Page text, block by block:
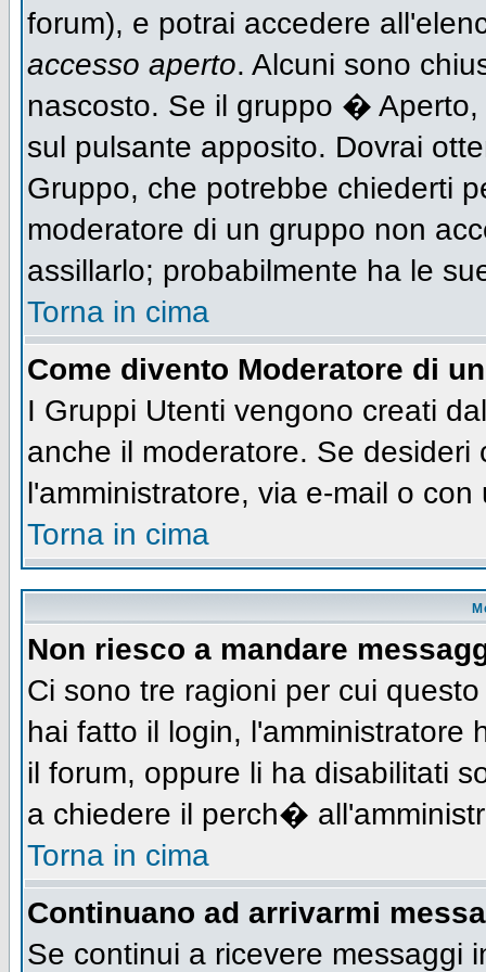
forum), e potrai accedere
accesso aperto. Alcuni sono
nascosto. Se il gruppo �
sul pulsante apposito. Dovrai
Gruppo, che potrebbe chiederti
moderatore di un gruppo non
assillarlo; probabilmente ha le
Torna in cima
Come divento Moderatore di
I Gruppi Utenti vengono creati
anche il moderatore. Se
l'amministratore, via e-mail o
Torna in cima
Non riesco a mandare
Ci sono tre ragioni per cui
hai fatto il login, l'amministratore
il forum, oppure li ha disabilitati
a chiedere il perch�
Torna in cima
Continuano ad arrivarmi
Se continui a ricevere messaggi